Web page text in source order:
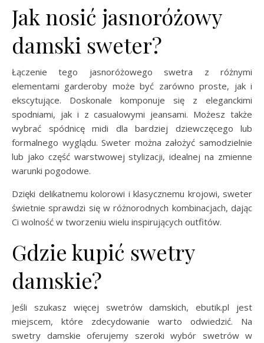
Jak nosić jasnoróżowy
damski sweter?
Łączenie tego jasnoróżowego swetra z różnymi
elementami garderoby może być zarówno proste, jak i
ekscytujące. Doskonale komponuje się z eleganckimi
spodniami, jak i z casualowymi jeansami. Możesz także
wybrać spódnicę midi dla bardziej dziewczęcego lub
formalnego wyglądu. Sweter można założyć samodzielnie
lub jako część warstwowej stylizacji, idealnej na zmienne
warunki pogodowe.
Dzięki delikatnemu kolorowi i klasycznemu krojowi, sweter
świetnie sprawdzi się w różnorodnych kombinacjach, dając
Ci wolność w tworzeniu wielu inspirujących outfitów.
Gdzie kupić swetry
damskie?
Jeśli szukasz więcej swetrów damskich, ebutik.pl jest
miejscem, które zdecydowanie warto odwiedzić. Na
swetry damskie oferujemy szeroki wybór swetrów w